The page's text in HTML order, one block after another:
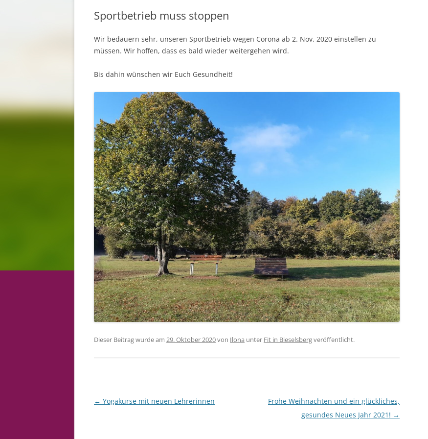
Sportbetrieb muss stoppen
Wir bedauern sehr, unseren Sportbetrieb wegen Corona ab 2. Nov. 2020 einstellen zu
müssen. Wir hoffen, dass es bald wieder weitergehen wird.
Bis dahin wünschen wir Euch Gesundheit!
Dieser Beitrag wurde am 29. Oktober 2020von Ilona unter Fit in Bieselsbergveröffentlicht.
Beitragsnavigation
← Yogakurse mit neuen Lehrerinnen
Frohe Weihnachten und ein glückliches,
gesundes Neues Jahr 2021! →